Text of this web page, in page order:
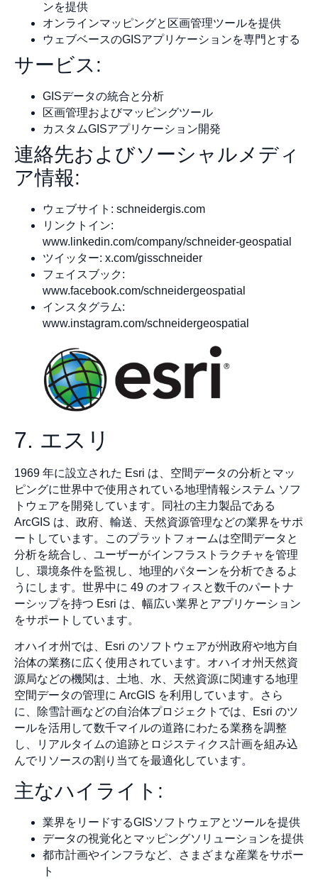
ンを提供
オンラインマッピングと区画管理ツールを提供
ウェブベースのGISアプリケーションを専門とする
サービス:
GISデータの統合と分析
区画管理およびマッピングツール
カスタムGISアプリケーション開発
連絡先およびソーシャルメディ
ア情報:
ウェブサイト: schneidergis.com
リンクトイン:
www.linkedin.com/company/schneider-geospatial
ツイッター: x.com/gisschneider
フェイスブック:
www.facebook.com/schneidergeospatial
インスタグラム:
www.instagram.com/schneidergeospatial
7. エスリ
1969 年に設立された Esri は、空間データの分析とマッ
ピングに世界中で使用されている地理情報システム ソフ
トウェアを開発しています。同社の主力製品である
ArcGIS は、政府、輸送、天然資源管理などの業界をサポ
ートしています。このプラットフォームは空間データと
分析を統合し、ユーザーがインフラストラクチャを管理
し、環境条件を監視し、地理的パターンを分析できるよ
うにします。世界中に 49 のオフィスと数千のパートナ
ーシップを持つ Esri は、幅広い業界とアプリケーション
をサポートしています。
オハイオ州では、Esri のソフトウェアが州政府や地方自
治体の業務に広く使用されています。オハイオ州天然資
源局などの機関は、土地、水、天然資源に関連する地理
空間データの管理に ArcGIS を利用しています。さら
に、除雪計画などの自治体プロジェクトでは、Esri のツ
ールを活用して数千マイルの道路にわたる業務を調整
し、リアルタイムの追跡とロジスティクス計画を組み込
んでリソースの割り当てを最適化しています。
主なハイライト:
業界をリードするGISソフトウェアとツールを提供
データの視覚化とマッピングソリューションを提供
都市計画やインフラなど、さまざまな産業をサポー
ト